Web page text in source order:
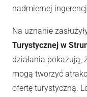
nadmiernej
Na uznanie
Turystycznej w
działania pokazują,
mogą tworzyć
ofertę turystyczną.